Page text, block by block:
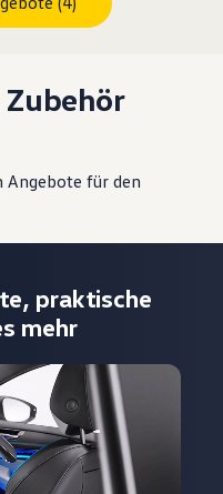
Zubehör
Angebote für den
praktische
mehr